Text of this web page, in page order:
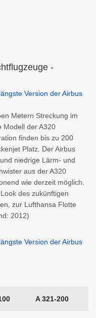
-
Metern Streckung im
Modell der A320
finden bis zu 200
Platz. Der Airbus
niedrige Lärm- und
aus der A320
wie derzeit möglich.
des zukünftigen
zur Lufthansa Flotte
2012)
A 321-200